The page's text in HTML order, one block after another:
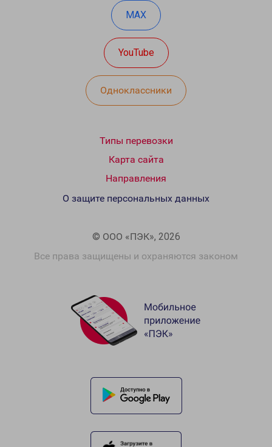
MAX
YouTube
Одноклассники
Типы перевозки
Карта сайта
Направления
© ООО «ПЭК», 2026
Все права защищены и охраняются законом
О защите персональных данных